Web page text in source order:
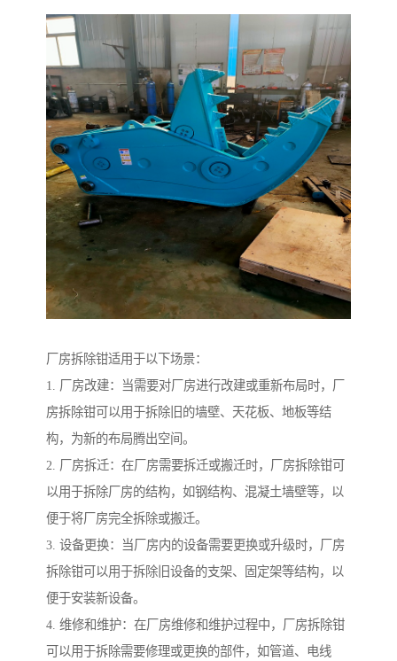
厂房拆除钳适用于以下场景：
1. 厂房改建：当需要对厂房进行改建或重新布局时，厂
房拆除钳可以用于拆除旧的墙壁、天花板、地板等结
构，为新的布局腾出空间。
2. 厂房拆迁：在厂房需要拆迁或搬迁时，厂房拆除钳可
以用于拆除厂房的结构，如钢结构、混凝土墙壁等，以
便于将厂房完全拆除或搬迁。
3. 设备更换：当厂房内的设备需要更换或升级时，厂房
拆除钳可以用于拆除旧设备的支架、固定架等结构，以
便于安装新设备。
4. 维修和维护：在厂房维修和维护过程中，厂房拆除钳
可以用于拆除需要修理或更换的部件，如管道、电线